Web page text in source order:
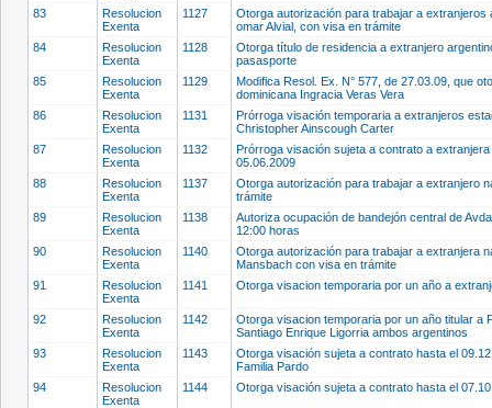
83
Resolucion
Exenta
1127
Otorga autorización para trabajar a
omar Alvial, con visa en trámite
84
Resolucion
Exenta
1128
Otorga título de residencia a extranjero
pasasporte
85
Resolucion
Exenta
1129
Modifica Resol. Ex. N° 577, de 27.03.09, que
dominicana Ingracia Veras Vera
86
Resolucion
Exenta
1131
Prórroga visación temporaria a extranjeros
Christopher Ainscough Carter
87
Resolucion
Exenta
1132
Prórroga visación sujeta a contrato a
05.06.2009
88
Resolucion
Exenta
1137
Otorga autorización para trabajar a extranjero
trámite
89
Resolucion
Exenta
1138
Autoriza ocupación de bandejón central de
12:00 horas
90
Resolucion
Exenta
1140
Otorga autorización para trabajar a extranjera
Mansbach con visa en trámite
91
Resolucion
Exenta
1141 Otorga visacion temporaria por un año a
92
Resolucion
Exenta
1142
Otorga visacion temporaria por un año titular a
Santiago Enrique Ligorria ambos argentinos
93
Resolucion
Exenta
1143
Otorga visación sujeta a contrato hasta el
Familia Pardo
94
Resolucion
Exenta
1144 Otorga visación sujeta a contrato hasta el